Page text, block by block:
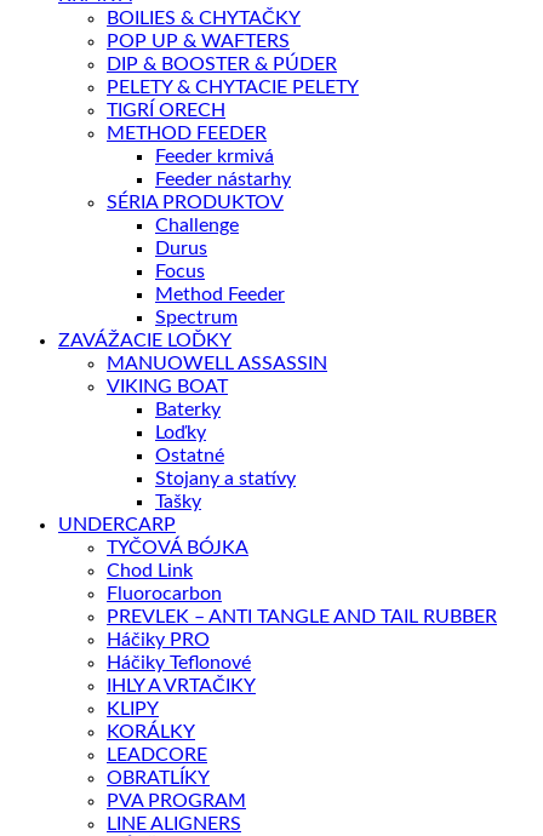
BOILIES & CHYTAČKY
POP UP & WAFTERS
DIP & BOOSTER & PÚDER
PELETY & CHYTACIE PELETY
TIGRÍ ORECH
METHOD FEEDER
Feeder krmivá
Feeder nástarhy
SÉRIA PRODUKTOV
Challenge
Durus
Focus
Method Feeder
Spectrum
ZAVÁŽACIE LOĎKY
MANUOWELL ASSASSIN
VIKING BOAT
Baterky
Loďky
Ostatné
Stojany a statívy
Tašky
UNDERCARP
TYČOVÁ BÓJKA
Chod Link
Fluorocarbon
PREVLEK – ANTI TANGLE AND TAIL RUBBER
Háčiky PRO
Háčiky Teflonové
IHLY A VRTAČIKY
KLIPY
KORÁLKY
LEADCORE
OBRATLÍKY
PVA PROGRAM
LINE ALIGNERS